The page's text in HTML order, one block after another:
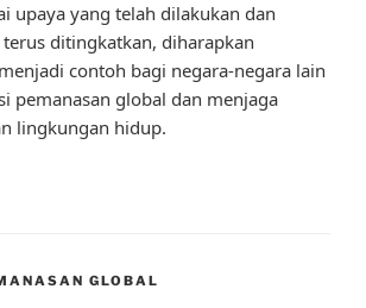
upaya yang telah dilakukan dan
ditingkatkan, diharapkan
contoh bagi negara-negara lain
pemanasan global dan menjaga
lingkungan hidup.
GLOBAL